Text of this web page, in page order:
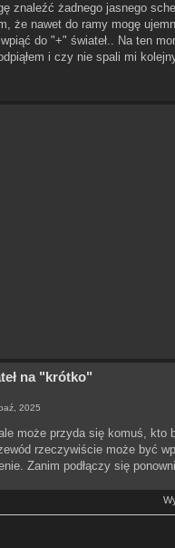
znaleźć żadnego jasnego
że nawet do ramy mogę
do "+" świateł.. Na ten
i czy nie spali mi
na "krótko"
2025
może przyda się komuś, kto
rzeczywiście może być
Zanim podłączy się